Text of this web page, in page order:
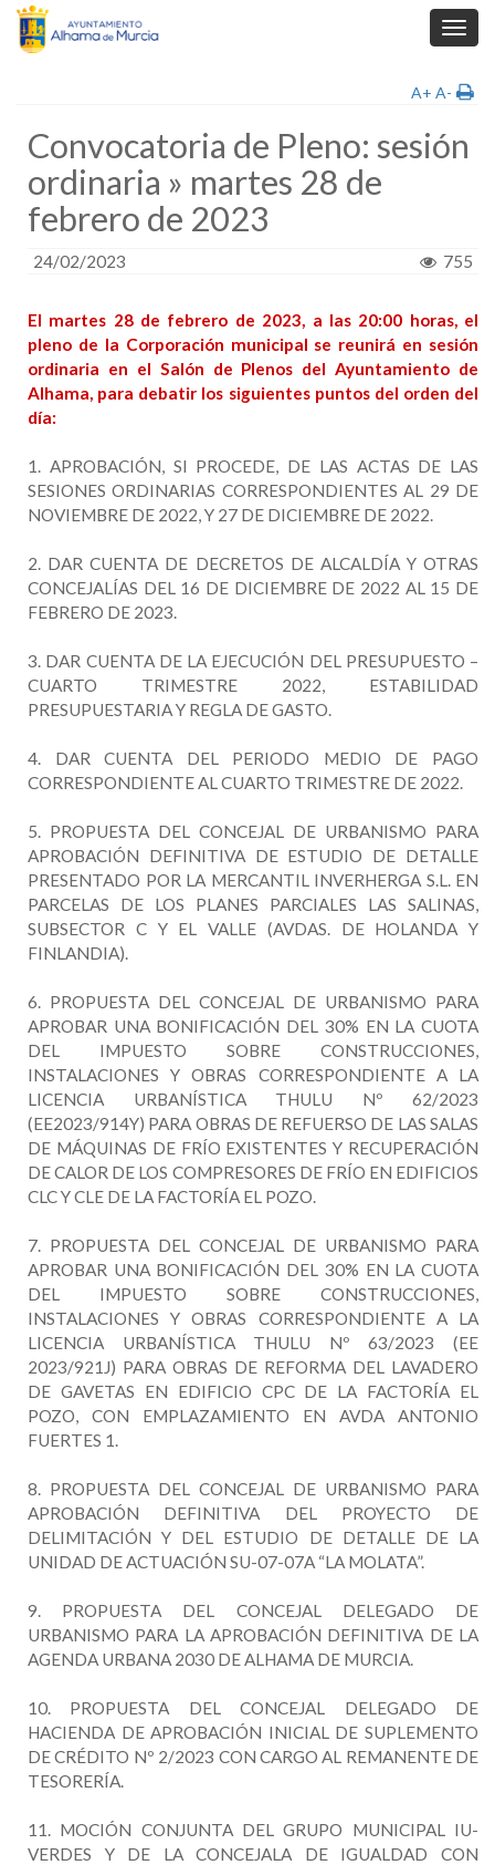
A+ A-
Convocatoria de Pleno: sesión
ordinaria » martes 28 de
febrero de 2023
24/02/2023 755
El martes 28 de febrero de 2023, a las 20:00 horas, el
pleno de la Corporación municipal se reunirá en sesión
ordinaria en el Salón de Plenos del Ayuntamiento de
Alhama, para debatir los siguientes puntos del orden del
día:
1. APROBACIÓN, SI PROCEDE, DE LAS ACTAS DE LAS
SESIONES ORDINARIAS CORRESPONDIENTES AL 29 DE
NOVIEMBRE DE 2022, Y 27 DE DICIEMBRE DE 2022.
2. DAR CUENTA DE DECRETOS DE ALCALDÍA Y OTRAS
CONCEJALÍAS DEL 16 DE DICIEMBRE DE 2022 AL 15 DE
FEBRERO DE 2023.
3. DAR CUENTA DE LA EJECUCIÓN DEL PRESUPUESTO –
CUARTO TRIMESTRE 2022, ESTABILIDAD
PRESUPUESTARIA Y REGLA DE GASTO.
4. DAR CUENTA DEL PERIODO MEDIO DE PAGO
CORRESPONDIENTE AL CUARTO TRIMESTRE DE 2022.
5. PROPUESTA DEL CONCEJAL DE URBANISMO PARA
APROBACIÓN DEFINITIVA DE ESTUDIO DE DETALLE
PRESENTADO POR LA MERCANTIL INVERHERGA S.L. EN
PARCELAS DE LOS PLANES PARCIALES LAS SALINAS,
SUBSECTOR C Y EL VALLE (AVDAS. DE HOLANDA Y
FINLANDIA).
6. PROPUESTA DEL CONCEJAL DE URBANISMO PARA
APROBAR UNA BONIFICACIÓN DEL 30% EN LA CUOTA
DEL IMPUESTO SOBRE CONSTRUCCIONES,
INSTALACIONES Y OBRAS CORRESPONDIENTE A LA
LICENCIA URBANÍSTICA THULU Nº 62/2023
(EE2023/914Y) PARA OBRAS DE REFUERSO DE LAS SALAS
DE MÁQUINAS DE FRÍO EXISTENTES Y RECUPERACIÓN
DE CALOR DE LOS COMPRESORES DE FRÍO EN EDIFICIOS
CLC Y CLE DE LA FACTORÍA EL POZO.
7. PROPUESTA DEL CONCEJAL DE URBANISMO PARA
APROBAR UNA BONIFICACIÓN DEL 30% EN LA CUOTA
DEL IMPUESTO SOBRE CONSTRUCCIONES,
INSTALACIONES Y OBRAS CORRESPONDIENTE A LA
LICENCIA URBANÍSTICA THULU Nº 63/2023 (EE
2023/921J) PARA OBRAS DE REFORMA DEL LAVADERO
DE GAVETAS EN EDIFICIO CPC DE LA FACTORÍA EL
POZO, CON EMPLAZAMIENTO EN AVDA ANTONIO
FUERTES 1.
8. PROPUESTA DEL CONCEJAL DE URBANISMO PARA
APROBACIÓN DEFINITIVA DEL PROYECTO DE
DELIMITACIÓN Y DEL ESTUDIO DE DETALLE DE LA
UNIDAD DE ACTUACIÓN SU-07-07A “LA MOLATA”.
9. PROPUESTA DEL CONCEJAL DELEGADO DE
URBANISMO PARA LA APROBACIÓN DEFINITIVA DE LA
AGENDA URBANA 2030 DE ALHAMA DE MURCIA.
10. PROPUESTA DEL CONCEJAL DELEGADO DE
HACIENDA DE APROBACIÓN INICIAL DE SUPLEMENTO
DE CRÉDITO Nº 2/2023 CON CARGO AL REMANENTE DE
TESORERÍA.
11. MOCIÓN CONJUNTA DEL GRUPO MUNICIPAL IU-
VERDES Y DE LA CONCEJALA DE IGUALDAD CON